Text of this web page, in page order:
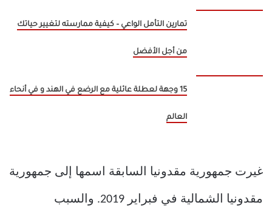
تمارين التأمل الواعي – كيفية ممارسته لتغيير حياتك
من أجل الأفضل
15 وجهة لعطلة عائلية مع الرضع في الهند و في أنحاء
العالم
غيرت جمهورية مقدونيا السابقة اسمها إلى جمهورية
مقدونيا الشمالية في فبراير 2019. والسبب